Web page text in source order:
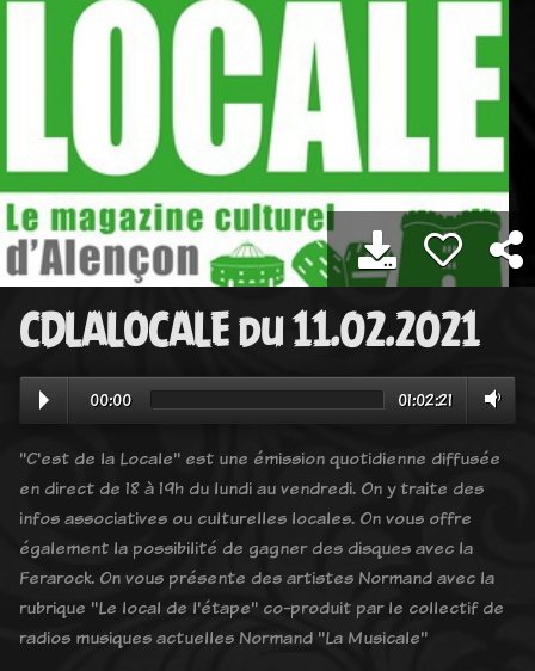
CDLALOCALE du 11.02.2021
00:00 01:02:21
"C'est de la Locale" est une émission quotidienne diffusée
en direct de 18 à 19h du lundi au vendredi. On y traite des
infos associatives ou culturelles locales. On vous offre
également la possibilité de gagner des disques avec la
Ferarock. On vous présente des artistes Normand avec la
rubrique "Le local de l'étape" co-produit par le collectif de
radios musiques actuelles Normand "La Musicale"